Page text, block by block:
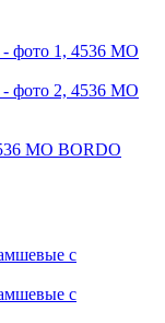
MO BORDO